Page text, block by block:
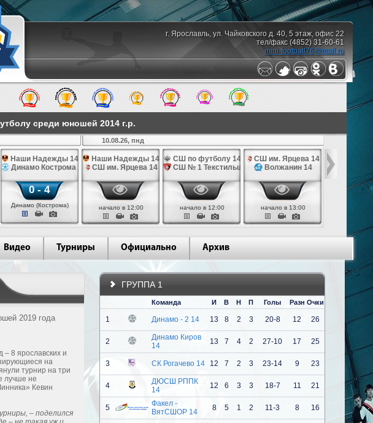
г. Ярославль, ул. Чайковского д. 40, 5 этаж, офис 22
тел/факс (4852) 31-60-61
mini-football76@mail.ru
среди юношей 2014 г.р.
14
Наши Надежды 14
Динамо Кострома 14
0 - 4
Динамо (Кострома)
10.08.26, пнд
Наши Надежды 14
СШ им. Ярцева 14
начало в 12:00
СШ по футболу 14
СШ № 1 Текстильщик 14
начало в 12:00
СШ им. Ярцева 14
Волжанин 14
начало в 13:00
Видео Турниры Официально Архив
2019 года
8 ярославских и
на
турнир на три
лучше не
Кевин
– поделился
ГРУППА 1
Команда И В Н П Голы Разн Очки
1 Динамо - 2 14 13 8 2 3 20-8 12 26
2
Динамо Киров
14
13 7 4 2 27-10 17 25
3 СК Рогачево 14 12 7 2 3 23-14 9 23
4
ДЮСШ РППК
14
12 6 3 3 18-7 11 21
5
Факел -
ВятСШОР 14
8 5 1 2 11-3 8 16